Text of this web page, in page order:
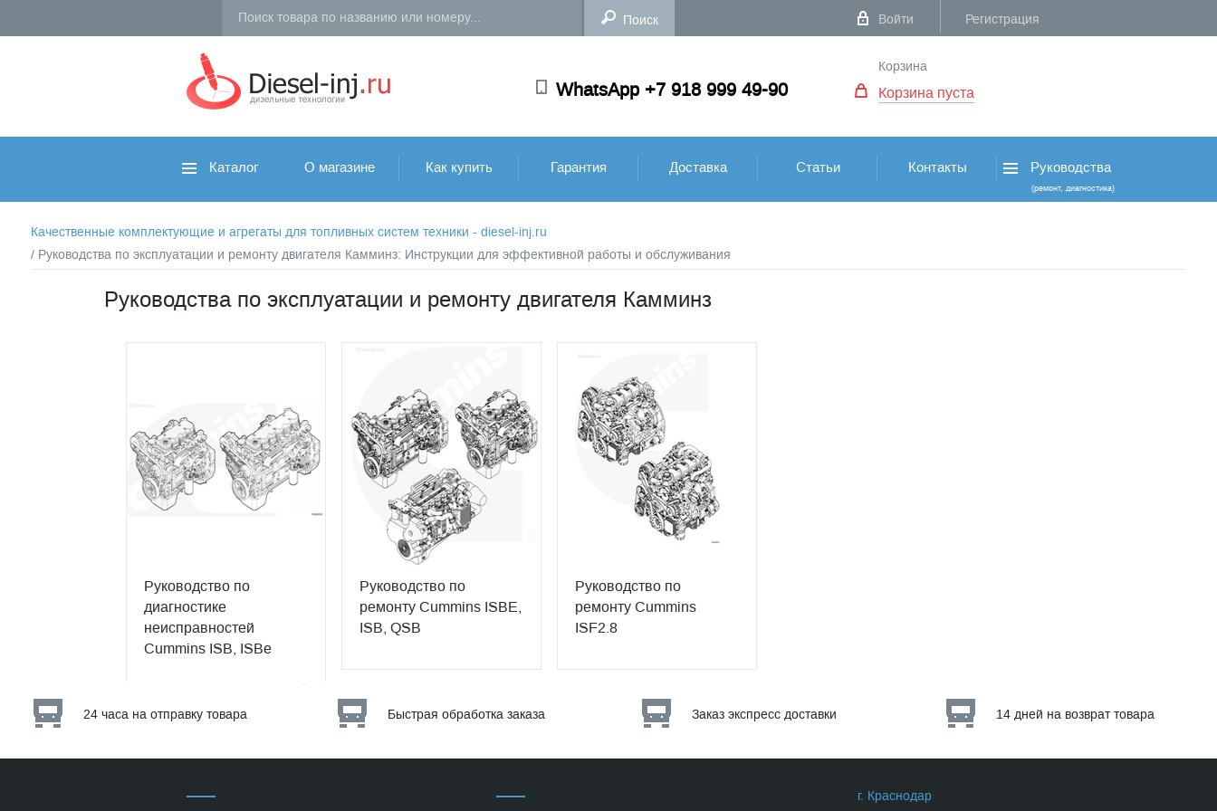
Войти Регистрация
WhatsApp +7 918 999 49-90
Корзина
Корзина пуста
Каталог О магазине Как купить Гарантия Доставка Статьи Контакты Руководства
(ремонт, диагностика)
Качественные комплектующие и агрегаты для топливных систем техники - diesel-inj.ru
/ Руководства по эксплуатации и ремонту двигателя Камминз: Инструкции для эффективной работы и обслуживания
Руководства по эксплуатации и ремонту двигателя Камминз
Руководство по
диагностике
неисправностей
Cummins ISB, ISBe
Руководство по
ремонту Cummins ISBE,
ISB, QSB
Руководство по
ремонту Cummins
ISF2.8
24 часа на отправку товара Быстрая обработка заказа Заказ экспресс доставки 14 дней на возврат товара
г. Краснодар